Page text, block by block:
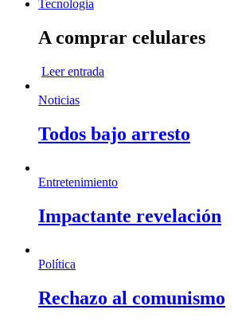
Tecnologia
A comprar celulares
Leer entrada
Noticias
Todos bajo arresto
Entretenimiento
Impactante revelación
Política
Rechazo al comunismo